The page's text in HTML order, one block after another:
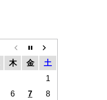
木 金
土
1
6 7
8